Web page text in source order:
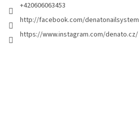
+420606063453
http://facebook.com/denatonailsystem
https://www.instagram.com/denato.cz/